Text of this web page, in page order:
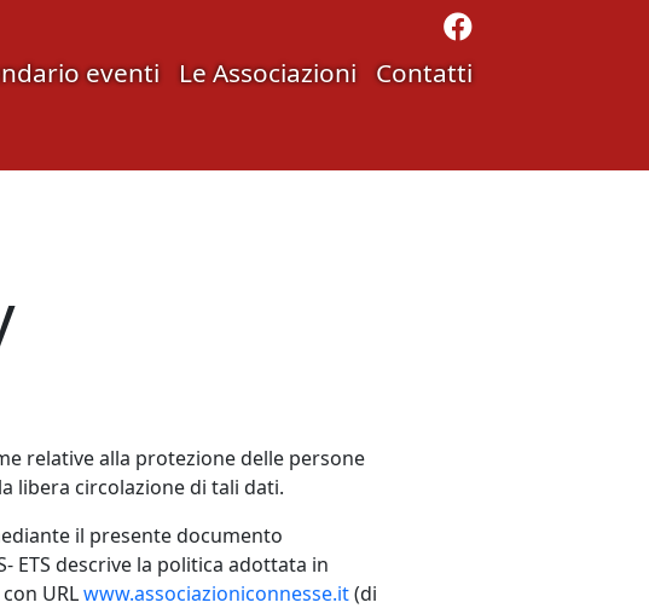
eventi Le Associazioni Contatti
relative alla protezione delle persone
libera circolazione di tali dati.
il presente documento
ETS descrive la politica adottata in
URLwww.associazioniconnesse.it(di